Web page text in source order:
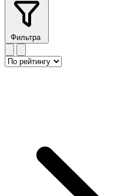
Фильтра